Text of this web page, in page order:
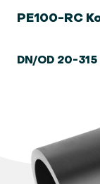
PE100-RC
DN/OD 20-315